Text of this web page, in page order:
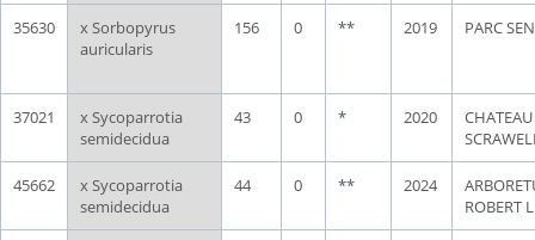
35630
x Sorbopyrus
auricularis
156 0 ** 2019 PARC
37021
x Sycoparrotia
semidecidua
43 0 * 2020
45662
x Sycoparrotia
semidecidua
44 0 ** 2024
ROBERT